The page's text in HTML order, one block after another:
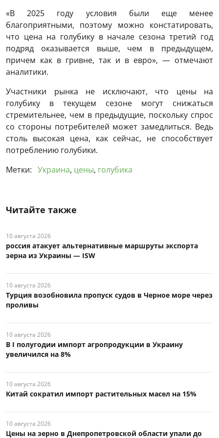
«В 2025 году условия были еще менее
благоприятными, поэтому можно констатировать,
что цена на голубику в начале сезона третий год
подряд оказывается выше, чем в предыдущем,
причем как в гривне, так и в евро», — отмечают
аналитики.
Участники рынка не исключают, что цены на
голубику в текущем сезоне могут снижаться
стремительнее, чем в предыдущие, поскольку спрос
со стороны потребителей может замедлиться. Ведь
столь высокая цена, как сейчас, не способствует
потреблению голубики.
Метки: Украина, цены, голубика
Читайте также
10 августа 2026
россия атакует альтернативные маршруты экспорта
зерна из Украины — ISW
10 августа 2026
Турция возобновила пропуск судов в Черное море через
проливы
10 августа 2026
В I полугодии импорт агропродукции в Украину
увеличился на 8%
10 августа 2026
Китай сократил импорт растительных масел на 15%
10 августа 2026
Цены на зерно в Днепропетровской области упали до